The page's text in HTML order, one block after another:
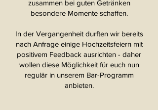
zusammen bei guten Getränken
besondere Momente schaffen.
In der Vergangenheit durften wir bereits
nach Anfrage einige Hochzeitsfeiern mit
positivem Feedback ausrichten - daher
wollen diese Möglichkeit für euch nun
regulär in unserem Bar-Programm
anbieten.